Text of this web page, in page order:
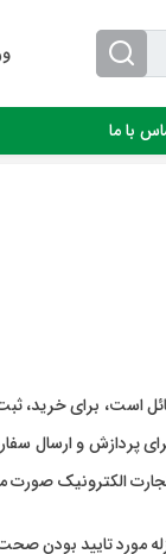
با ما
است، برای خرید،
پردازش و ارسال
تجارت الکترونیک
تایید بودن